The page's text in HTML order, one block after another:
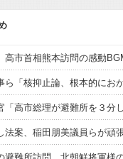
ら「核抑止論、根本的にお